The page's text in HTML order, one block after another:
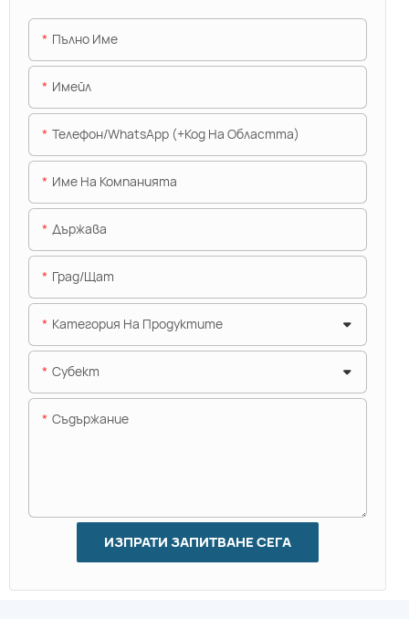
Пълно Име
Имейл
Телефон/WhatsApp (+Код На Областта)
Име На Компанията
Държава
Град/щат
Категория На Продуктите
Субект
Съдържание
ИЗПРАТИ ЗАПИТВАНЕ СЕГА